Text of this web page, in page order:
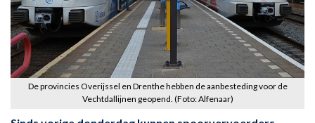
De provincies Overijssel en Drenthe hebben de aanbesteding voor de
Vechtdallijnen geopend. (Foto: Alfenaar)